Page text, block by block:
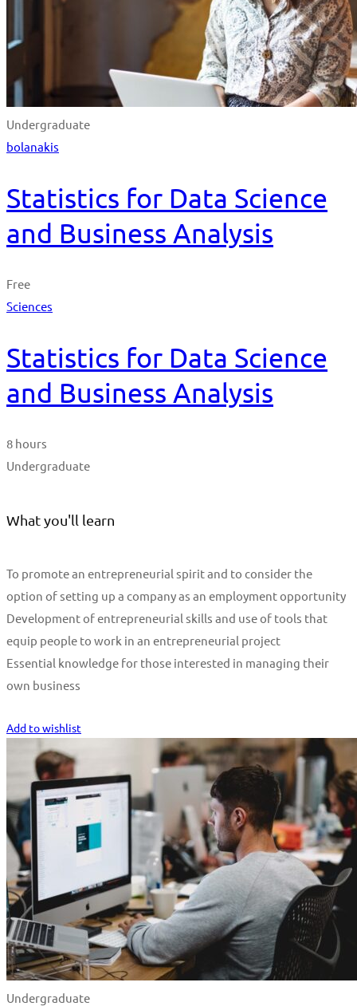
Undergraduate
bolanakis
Statistics for Data Science
and Business Analysis
Free
Sciences
Statistics for Data Science
and Business Analysis
8 hours
Undergraduate
What you'll learn
To promote an entrepreneurial spirit and to consider the
option of setting up a company as an employment opportunity
Development of entrepreneurial skills and use of tools that
equip people to work in an entrepreneurial project
Essential knowledge for those interested in managing their
own business
Add to wishlist
Undergraduate